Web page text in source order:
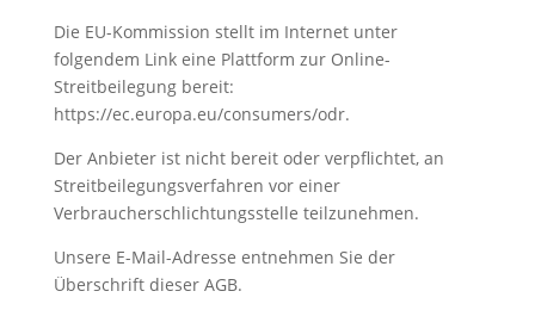
Die EU-Kommission stellt im Internet unter
folgendem Link eine Plattform zur Online-
Streitbeilegung bereit:
https://ec.europa.eu/consumers/odr.
Der Anbieter ist nicht bereit oder verpflichtet, an
Streitbeilegungsverfahren vor einer
Verbraucherschlichtungsstelle teilzunehmen.
Unsere E-Mail-Adresse entnehmen Sie der
Überschrift dieser AGB.